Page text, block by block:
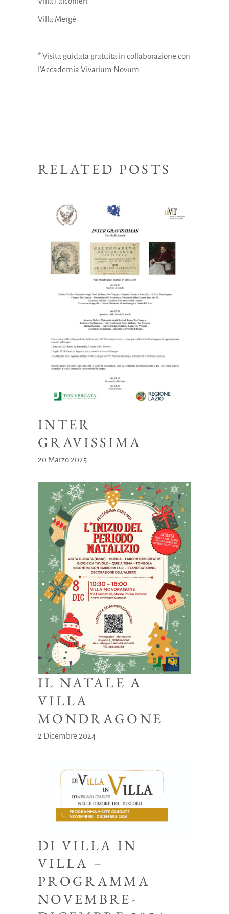
Villa Mergè
* Visita guidata gratuita in collaborazione con
l’Accademia Vivarium Novum
RELATED POSTS
INTER
GRAVISSIMA
20 Marzo 2025
IL NATALE A
VILLA
MONDRAGONE
2 Dicembre 2024
DI VILLA IN
VILLA –
PROGRAMMA
NOVEMBRE-